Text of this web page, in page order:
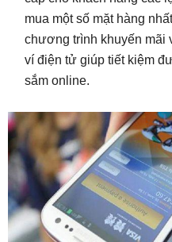
mua một số mặt hàng
chương trình khuyến mãi
ví điện tử giúp tiết kiệm
sắm online.